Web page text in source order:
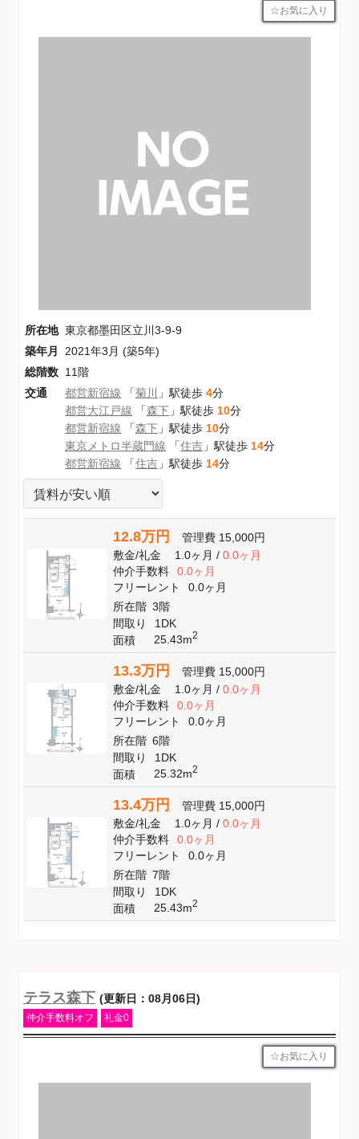
お気に入り
所在地 東京都墨田区立川3-9-9
築年月
2021年3月 (築5年)
総階数 11階
交通
都営新宿線 「菊川 」駅徒歩 4分
都営大江戸線 「森下 」駅徒歩 10分
都営新宿線 「森下 」駅徒歩 10分
東京メトロ半蔵門線 「住吉 」駅徒歩 14分
都営新宿線 「住吉 」駅徒歩 14分
12.8万円 管理費 15,000円
敷金/礼金 1.0ヶ月/ 0.0ヶ月
仲介手数料
0.0ヶ月
フリーレント
0.0ヶ月
所在階 3階
間取り
1DK
面積
25.43m2
13.3万円 管理費 15,000円
敷金/礼金 1.0ヶ月/ 0.0ヶ月
仲介手数料
0.0ヶ月
フリーレント
0.0ヶ月
所在階 6階
間取り
1DK
面積
25.32m2
13.4万円 管理費 15,000円
敷金/礼金 1.0ヶ月/ 0.0ヶ月
仲介手数料
0.0ヶ月
フリーレント
0.0ヶ月
所在階 7階
間取り
1DK
面積
25.43m2
テラス森下 (更新日：08月06日)
仲介手数料オフ 礼金0
お気に入り